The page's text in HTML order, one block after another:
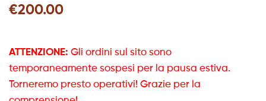
€200.00
ATTENZIONE: Gli ordini sul sito sono
temporaneamente sospesi per la pausa estiva.
Torneremo presto operativi! Grazie per la